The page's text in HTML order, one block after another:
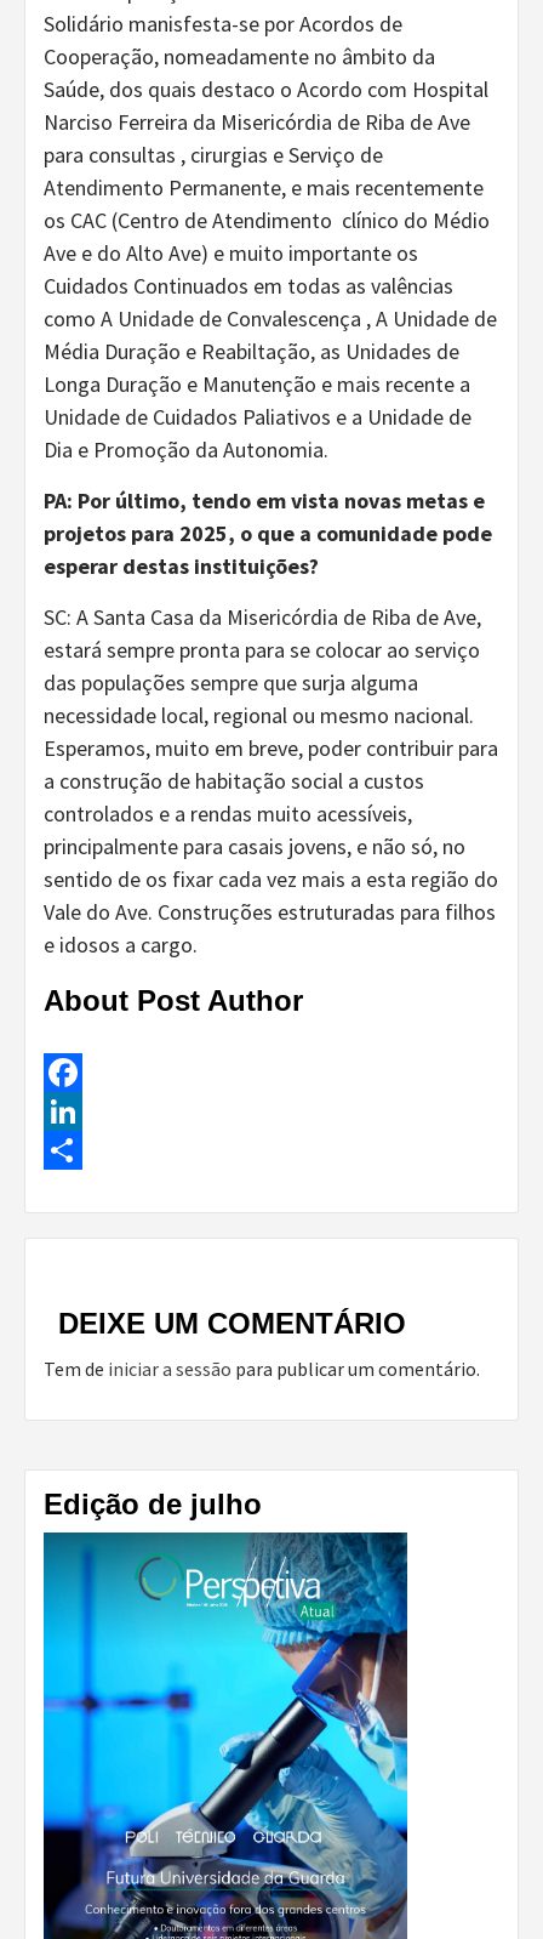
Solidário manisfesta-se por Acordos de
Cooperação, nomeadamente no âmbito da
Saúde, dos quais destaco o Acordo com Hospital
Narciso Ferreira da Misericórdia de Riba de Ave
para consultas , cirurgias e Serviço de
Atendimento Permanente, e mais recentemente
os CAC (Centro de Atendimento clínico do Médio
Ave e do Alto Ave) e muito importante os
Cuidados Continuados em todas as valências
como A Unidade de Convalescença , A Unidade de
Média Duração e Reabiltação, as Unidades de
Longa Duração e Manutenção e mais recente a
Unidade de Cuidados Paliativos e a Unidade de
Dia e Promoção da Autonomia.
PA: Por último, tendo em vista novas metas e
projetos para 2025, o que a comunidade pode
esperar destas instituições?
SC: A Santa Casa da Misericórdia de Riba de Ave,
estará sempre pronta para se colocar ao serviço
das populações sempre que surja alguma
necessidade local, regional ou mesmo nacional.
Esperamos, muito em breve, poder contribuir para
a construção de habitação social a custos
controlados e a rendas muito acessíveis,
principalmente para casais jovens, e não só, no
sentido de os fixar cada vez mais a esta região do
Vale do Ave. Construções estruturadas para filhos
e idosos a cargo.
About Post Author
Facebook
LinkedIn
Reading
DEIXE UM COMENTÁRIO
Tem de iniciar a sessão para publicar um comentário.
Edição de julho